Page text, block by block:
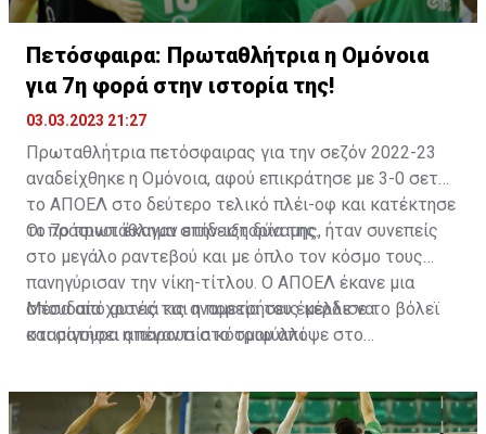
Πετόσφαιρα: Πρωταθλήτρια η Ομόνοια
για 7η φορά στην ιστορία της!
03.03.2023 21:27
Πρωταθλήτρια πετόσφαιρας για την σεζόν 2022-23
αναδείχθηκε η Ομόνοια, αφού επικράτησε με 3-0 σετ
το ΑΠΟΕΛ στο δεύτερο τελικό πλέι-οφ και κατέκτησε
το 7ο πρωτάθλημα στην ιστορία της.
Οι πράσινοι έκαναν επίδειξη δύναμης, ήταν συνεπείς
στο μεγάλο ραντεβού και με όπλο τον κόσμο τους
πανηγύρισαν την νίκη-τίτλου. Ο ΑΠΟΕΛ έκανε μια
σπουδαία χρονιά και η πορεία του έμελλε να
σταματήσει απέναντι στο τριφύλλι.
Μέσα από αυτές τις αναμετρήσεις κέρδισε το βόλεϊ
και σίγουρα η παρουσία κόσμου απόψε στο
Ομόνοια πήρε αήττητη τον τίτλο, με 18/18, και έκανε
το back2back.